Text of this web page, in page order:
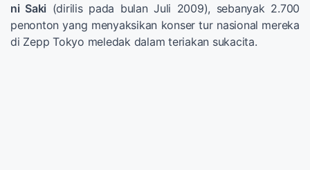
ni Saki (dirilis pada bulan Juli 2009), sebanyak 2.700
penonton yang menyaksikan konser tur nasional mereka
di Zepp Tokyo meledak dalam teriakan sukacita.